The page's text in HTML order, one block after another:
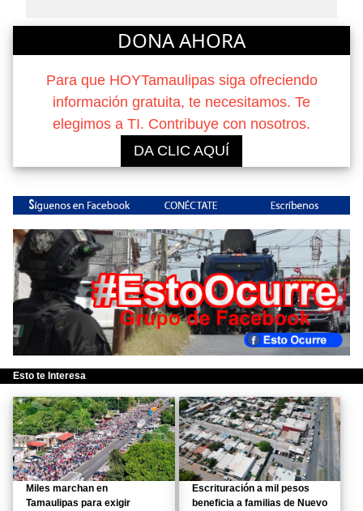
DONA AHORA
Para que HOYTamaulipas siga ofreciendo
información gratuita, te necesitamos. Te
elegimos a TI. Contribuye con nosotros.
DA CLIC AQUÍ
Esto te Interesa
Miles marchan en
Tamaulipas para exigir
Escrituración a mil pesos
beneficia a familias de Nuevo